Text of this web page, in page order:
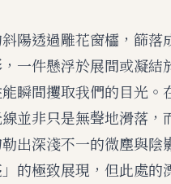
陽透過雕花窗櫺，篩落
一件懸浮於展間或凝結
瞬間攫取我們的目光。
並非只是無聲地滑落，
出深淺不一的微塵與陰
的極致展現，但此處的